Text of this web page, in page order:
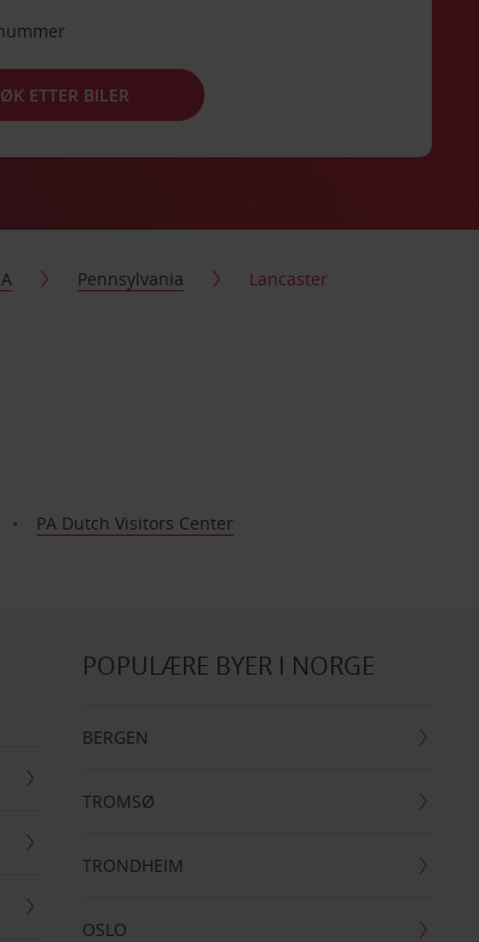
ETTER BILER
Pennsylvania Lancaster
PA Dutch Visitors Center
POPULÆRE BYER I NORGE
BERGEN
TROMSØ
TRONDHEIM
OSLO